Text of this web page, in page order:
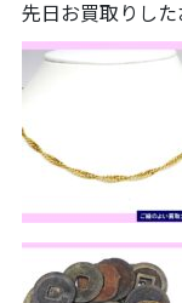
先日お買取りした